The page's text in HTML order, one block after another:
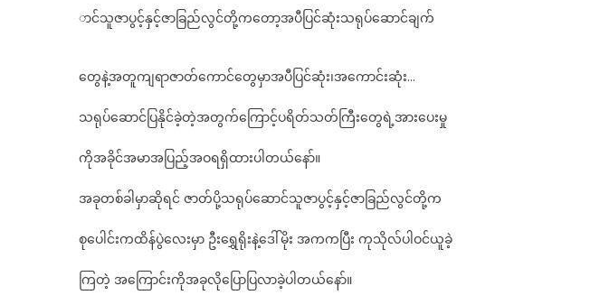
မှာ
ဒေါ်
က
ပြီး
ကုသိုလ်
ပါဝင်
ာင်သူဇာပွင့်နှင့်ဇာခြည်လွင်တို့ကတော့အပီပြင်ဆုံးသရုပ်ဆောင်ချက်
တွေနဲ့အတူကျရာဇာတ်ကောင်တွေမှာအပီပြင်ဆုံး၊အကောင်းဆုံး…
သရုပ်ဆောင်ပြနိုင်ခဲ့တဲ့အတွက်ကြောင့်ပရိတ်သတ်ကြီးတွေရဲ့အားပေးမှု
ကိုအခိုင်အမာအပြည့်အဝရရှိထားပါတယ်နော်။
အခုတစ်ခါမှာဆိုရင် ဇာတ်ပို့သရုပ်ဆောင်သူဇာပွင့်နှင့်ဇာခြည်လွင်တို့က
စုပေါင်းကထိန်ပွဲလေးမှာ ဦးရွှေရိုးနဲ့ဒေါ်မိုး အကကပြီး ကုသိုလ်ပါဝင်ယူခဲ့
ကြတဲ့ အကြောင်းကိုအခုလိုပြောပြလာခဲ့ပါတယ်နော်။